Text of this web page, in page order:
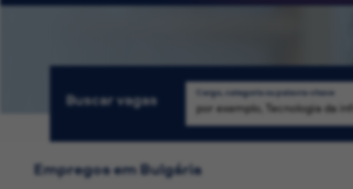
Buscar vagas Cargo, categoria ou palavra-chave
Empregos em Bulgária